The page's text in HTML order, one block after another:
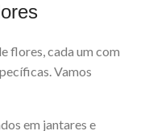
flores, cada um com
Vamos
em jantares e